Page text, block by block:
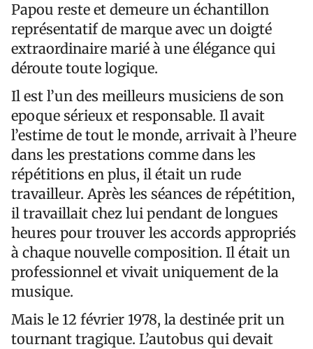
Papou reste et demeure un échantillon
représentatif de marque avec un doigté
extraordinaire marié à une élégance qui
déroute toute logique.
Il est l’un des meilleurs musiciens de son
epoque sérieux et responsable. Il avait
l’estime de tout le monde, arrivait à l’heure
dans les prestations comme dans les
répétitions en plus, il était un rude
travailleur. Après les séances de répétition,
il travaillait chez lui pendant de longues
heures pour trouver les accords appropriés
à chaque nouvelle composition. Il était un
professionnel et vivait uniquement de la
musique.
Mais le 12 février 1978, la destinée prit un
tournant tragique. L’autobus qui devait